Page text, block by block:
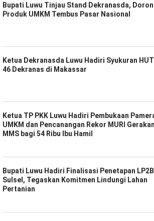
Bupati Luwu Tinjau Stand Dekranasda,
Produk UMKM Tembus Pasar Nasional
Ketua Dekranasda Luwu Hadiri Syukuran
46 Dekranas di Makassar
Ketua TP PKK Luwu Hadiri Pembukaan
UMKM dan Pencanangan Rekor MURI Gerakan
MMS bagi 54 Ribu Ibu Hamil
Bupati Luwu Hadiri Finalisasi Penetapan LP2B
Sulsel, Tegaskan Komitmen Lindungi Lahan
Pertanian